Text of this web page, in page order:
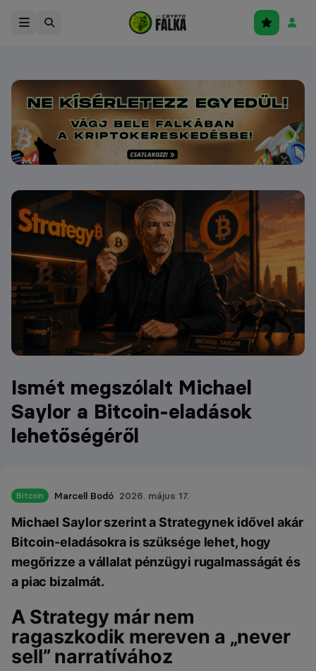
Ismét megszólalt Michael
Saylor a Bitcoin-eladások
lehetőségéről
Bitcoin Marcell Bodó 2026. május 17.
Michael Saylor szerint a Strategynek idővel akár
Bitcoin-eladásokra is szüksége lehet, hogy
megőrizze a vállalat pénzügyi rugalmasságát és
a piac bizalmát.
A Strategy már nem
ragaszkodik mereven a „never
sell” narratívához